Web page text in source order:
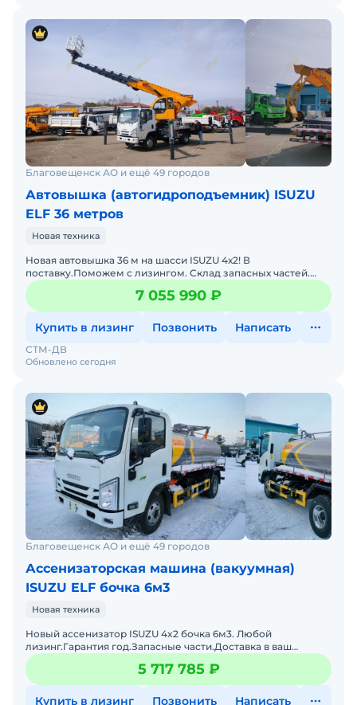
Благовещенск АО и ещё 49 городов
Автовышка (автогидроподъемник) ISUZU
ELF 36 метров
Новая техника
Новая автовышка 36 м на шасси ISUZU 4х2! В
поставку.Поможем с лизингом. Склад запасных частей.
Доставка в регионы. Есть вариант на более мощном шасси
и соответс
7 055 990 ₽
Купить в лизинг Позвонить Написать
Обновлено сегодня
СТМ-ДВ
Благовещенск АО и ещё 49 городов
Ассенизаторская машина (вакуумная)
ISUZU ELF бочка 6м3
Новая техника
Новый ассенизатор ISUZU 4x2 бочка 6м3. Любой
лизинг.Гарантия год.Запасные части.Доставка в ваш
регион.Привезем ассенизаторы/илососы/каналопромывки
любых объемов
5 717 785 ₽
Купить в лизинг Позвонить Написать